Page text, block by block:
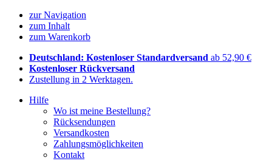
zur Navigation
zum Inhalt
zum Warenkorb
Deutschland: Kostenloser Standardversand ab 52,90 €
Kostenloser Rückversand
Zustellung in 2 Werktagen.
Hilfe
Wo ist meine Bestellung?
Rücksendungen
Versandkosten
Zahlungsmöglichkeiten
Kontakt